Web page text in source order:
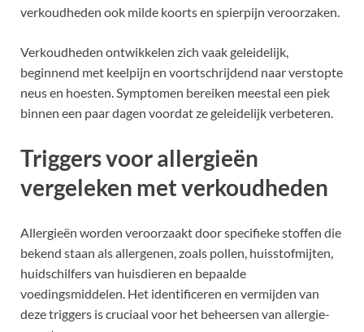
verkoudheden ook milde koorts en spierpijn veroorzaken.
Verkoudheden ontwikkelen zich vaak geleidelijk,
beginnend met keelpijn en voortschrijdend naar verstopte
neus en hoesten. Symptomen bereiken meestal een piek
binnen een paar dagen voordat ze geleidelijk verbeteren.
Triggers voor allergieën
vergeleken met verkoudheden
Allergieën worden veroorzaakt door specifieke stoffen die
bekend staan als allergenen, zoals pollen, huisstofmijten,
huidschilfers van huisdieren en bepaalde
voedingsmiddelen. Het identificeren en vermijden van
deze triggers is cruciaal voor het beheersen van allergie-